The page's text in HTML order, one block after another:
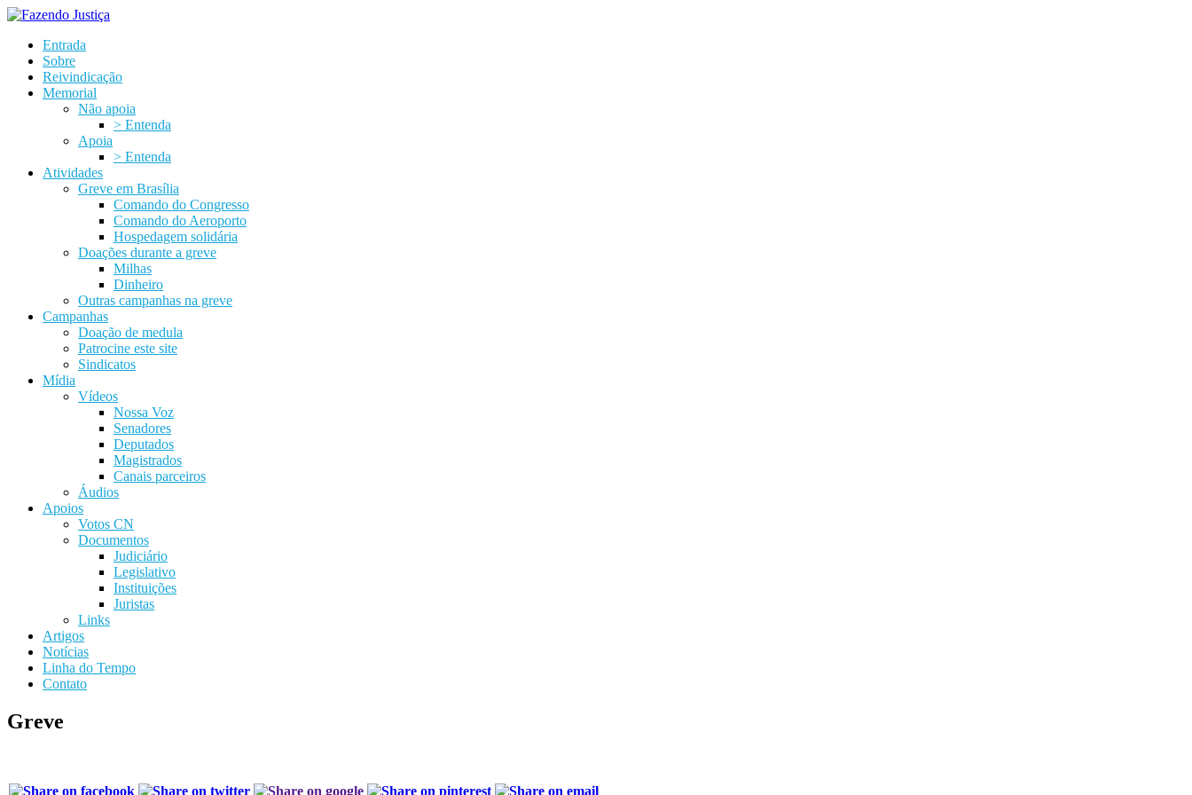
Entrada
Sobre
Reivindicação
Memorial
Não apoia
> Entenda
Apoia
> Entenda
Atividades
Greve em Brasília
Comando do Congresso
Comando do Aeroporto
Hospedagem solidária
Doações durante a greve
Milhas
Dinheiro
Outras campanhas na greve
Campanhas
Doação de medula
Patrocine este site
Sindicatos
Mídia
Vídeos
Nossa Voz
Senadores
Deputados
Magistrados
Canais parceiros
Áudios
Apoios
Votos CN
Documentos
Judiciário
Legislativo
Instituições
Juristas
Links
Artigos
Notícias
Linha do Tempo
Contato
Greve